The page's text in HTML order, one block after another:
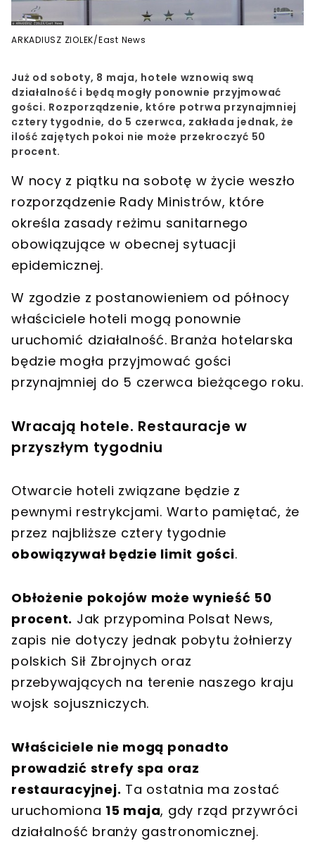
ARKADIUSZ ZIOLEK/East News
Już od soboty, 8 maja, hotele wznowią swą
działalność i będą mogły ponownie przyjmować
gości. Rozporządzenie, które potrwa przynajmniej
cztery tygodnie, do 5 czerwca, zakłada jednak, że
ilość zajętych pokoi nie może przekroczyć 50
procent.
W nocy z piątku na sobotę w życie weszło
rozporządzenie Rady Ministrów, które
określa zasady reżimu sanitarnego
obowiązujące w obecnej sytuacji
epidemicznej.
W zgodzie z postanowieniem od północy
właściciele hoteli mogą ponownie
uruchomić działalność. Branża hotelarska
będzie mogła przyjmować gości
przynajmniej do 5 czerwca bieżącego roku.
Wracają hotele. Restauracje w
przyszłym tygodniu
Otwarcie hoteli związane będzie z
pewnymi restrykcjami. Warto pamiętać, że
przez najbliższe cztery tygodnie
obowiązywał będzie limit gości.
Obłożenie pokojów może wynieść 50
procent. Jak przypomina Polsat News,
zapis nie dotyczy jednak pobytu żołnierzy
polskich Sił Zbrojnych oraz
przebywających na terenie naszego kraju
wojsk sojuszniczych.
Właściciele nie mogą ponadto
prowadzić strefy spa oraz
restauracyjnej. Ta ostatnia ma zostać
uruchomiona 15 maja, gdy rząd przywróci
działalność branży gastronomicznej.